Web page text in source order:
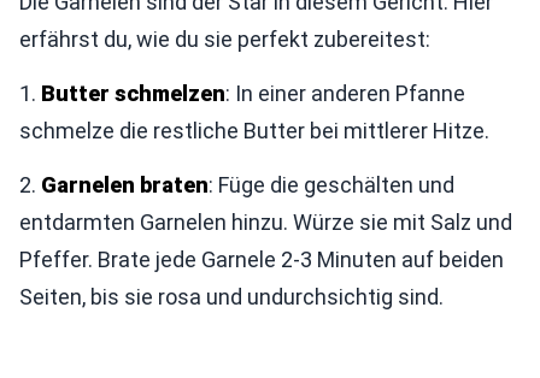
erfährst du, wie du sie perfekt zubereitest:
1. Butter schmelzen: In einer anderen Pfanne
schmelze die restliche Butter bei mittlerer Hitze.
2. Garnelen braten: Füge die geschälten und
entdarmten Garnelen hinzu. Würze sie mit Salz und
Pfeffer. Brate jede Garnele 2-3 Minuten auf beiden
Seiten, bis sie rosa und undurchsichtig sind.